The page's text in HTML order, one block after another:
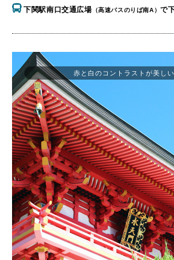
下関駅南口交通広場 （高速バスのりば南A）で
赤と白のコントラストが美し